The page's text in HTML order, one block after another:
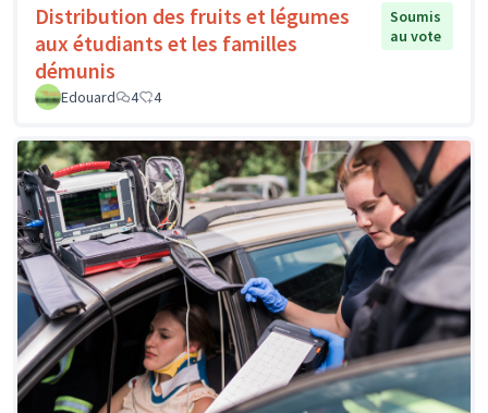
Distribution des fruits et légumes
aux étudiants et les familles
démunis
Soumis
au vote
Edouard 4 4